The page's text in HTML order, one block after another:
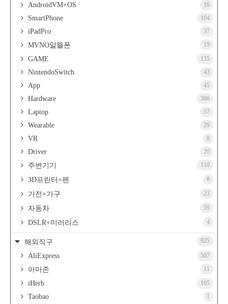
AndroidVM+OS 16
SmartPhone 104
iPadPro 37
MVNO알뜰폰 19
GAME 135
NintendoSwitch 43
App 45
Hardware 386
Laptop 57
Wearable 29
VR 8
Driver 20
주변기기 110
3D프린터+펜 8
가전+가구 23
자동차 59
DSLR+미러리스 4
해외직구 925
AliExpress 507
아마존 11
iHerb 105
Taobao 1